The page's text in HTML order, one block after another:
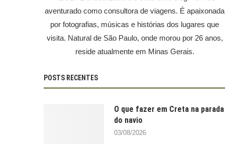
aventurado como consultora de viagens. É apaixonada
por fotografias, músicas e histórias dos lugares que
visita. Natural de São Paulo, onde morou por 26 anos,
reside atualmente em Minas Gerais.
POSTS RECENTES
O que fazer em Creta na parada
do navio
03/08/2026